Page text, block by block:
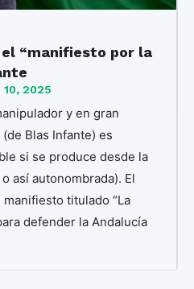
“manifiesto por la
10, 2025
y en gran
Blas Infante) es
si se produce desde la
así autonombrada). El
titulado “La
defender la Andalucía